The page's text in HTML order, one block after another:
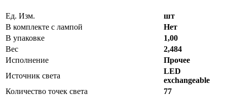
Ед. Изм.
шт
В комплекте с лампой
Нет
В упаковке
1,00
Вес
2,484
Исполнение
Прочее
Источник света
LED
exchangeable
Количество точек света
77